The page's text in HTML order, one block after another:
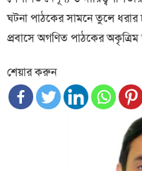
ঘটনা পাঠকের সামনে তুলে ধরার
প্রবাসে অগণিত পাঠকের
শেয়ার করুন